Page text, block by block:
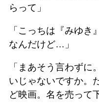
らって」
「こっちは『みゆき
なんだけど…」
「まあそう言わずに
いじゃないですか。
ど映画。名を売って